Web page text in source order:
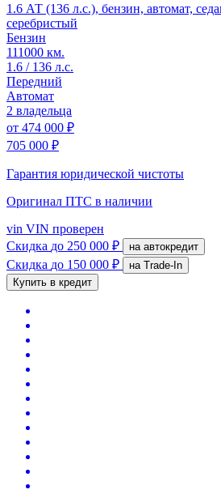
1.6 АТ (136 л.с.), бензин, автомат,
серебристый
Бензин
111000 км.
1.6 / 136 л.с.
Передний
Автомат
2 владельца
от 474 000 ₽
705 000 ₽
Гарантия юридической чистоты
Оригинал ПТС в наличии
vin VIN проверен
Скидка до 250 000 ₽ на автокредит
Скидка до 150 000 ₽
на Trade-In
Купить в кредит